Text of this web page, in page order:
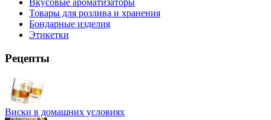
Вкусовые ароматизаторы
Товары для розлива и хранения
Бондарные изделия
Этикетки
Рецепты
Виски в домашних условиях